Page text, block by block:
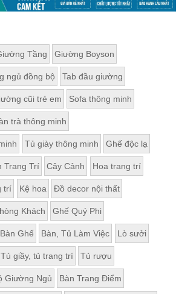
Tầng Giường Boyson
ngủ đồng bộ Tab đầu giường
cũi trẻ em Sofa thông minh
trà thông minh
Tủ giày thông minh Ghế độc lạ
Trang Trí Cây Cảnh Hoa trang trí
trí Kệ hoa Đồ decor nội thất
Khách Ghế Quý Phi
Bàn Ghế Bàn, Tủ Làm Việc Lò sưởi
Tủ giầy, tủ trang trí Tủ rượu
Giường Ngủ Bàn Trang Điểm